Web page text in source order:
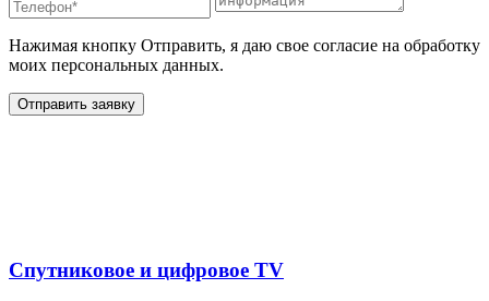
Нажимая кнопку Отправить, я даю свое согласие на обработку
моих персональных данных.
Отправить заявку
Спутниковое и цифровое TV